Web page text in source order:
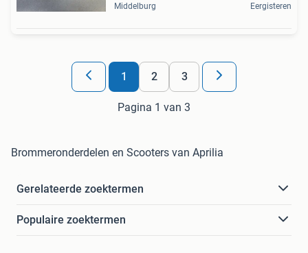
Middelburg Eergisteren
1 2 3
Pagina 1 van 3
Brommeronderdelen en Scooters van Aprilia
Gerelateerde zoektermen
Populaire zoektermen